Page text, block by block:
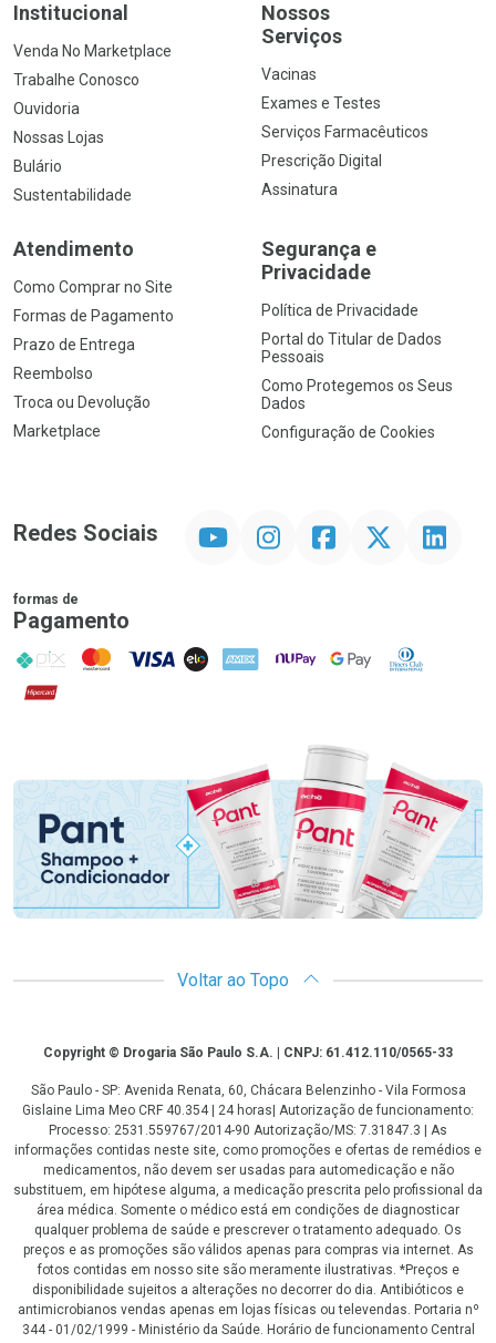
Institucional
Venda No Marketplace
Trabalhe Conosco
Ouvidoria
Nossas Lojas
Bulário
Sustentabilidade
Nossos
Serviços
Vacinas
Exames e Testes
Serviços Farmacêuticos
Prescrição Digital
Assinatura
Atendimento
Como Comprar no Site
Formas de Pagamento
Prazo de Entrega
Reembolso
Troca ou Devolução
Marketplace
Segurança e
Privacidade
Política de Privacidade
Portal do Titular de Dados
Pessoais
Como Protegemos os Seus
Dados
Configuração de Cookies
Redes Sociais InstagramFacebookTwitter Linkedin
formas de
Pagamento
PIX MasterCard
VISA ELO AMEX NuPay Google PayDiners Club
Hipercard
Promoção em Destaque
Voltar ao Topo
CopyrightCopyright © Drogaria São Paulo S.A. | CNPJ: 61.412.110/0565-33
São Paulo - SP: Avenida Renata, 60, Chácara Belenzinho - Vila Formosa
Gislaine Lima Meo CRF 40.354 | 24 horas| Autorização de funcionamento:
Processo: 2531.559767/2014-90 Autorização/MS: 7.31847.3 | As
informações contidas neste site, como promoções e ofertas de remédios e
medicamentos, não devem ser usadas para automedicação e não
substituem, em hipótese alguma, a medicação prescrita pelo profissional da
área médica. Somente o médico está em condições de diagnosticar
qualquer problema de saúde e prescrever o tratamento adequado. Os
preços e as promoções são válidos apenas para compras via internet. As
fotos contidas em nosso site são meramente ilustrativas. *Preços e
disponibilidade sujeitos a alterações no decorrer do dia. Antibióticos e
antimicrobianos vendas apenas em lojas físicas ou televendas. Portaria nº
344 - 01/02/1999 - Ministério da Saúde. Horário de funcionamento Central